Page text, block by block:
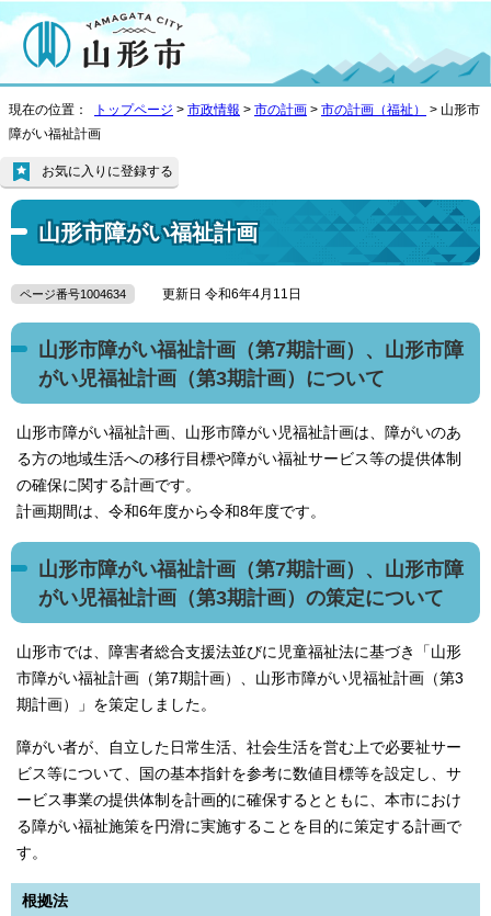
現在の位置： トップページ > 市政情報 > 市の計画 > 市の計画（福祉）
> 山形市
障がい福祉計画
山形市障がい福祉計画
お気に入りに登録する
ページ番号1004634 更新日 令和6年4月11日
山形市障がい福祉計画（第7期計画）、山形市障
がい児福祉計画（第3期計画）について
山形市障がい福祉計画、山形市障がい児福祉計画は、障がいのあ
る方の地域生活への移行目標や障がい福祉サービス等の提供体制
の確保に関する計画です。
計画期間は、令和6年度から令和8年度です。
山形市障がい福祉計画（第7期計画）、山形市障
がい児福祉計画（第3期計画）の策定について
山形市では、障害者総合支援法並びに児童福祉法に基づき「山形
市障がい福祉計画（第7期計画）、山形市障がい児福祉計画（第3
期計画）」を策定しました。
障がい者が、自立した日常生活、社会生活を営む上で必要祉サー
ビス等について、国の基本指針を参考に数値目標等を設定し、サ
ービス事業の提供体制を計画的に確保するとともに、本市におけ
る障がい福祉施策を円滑に実施することを目的に策定する計画で
す。
根拠法